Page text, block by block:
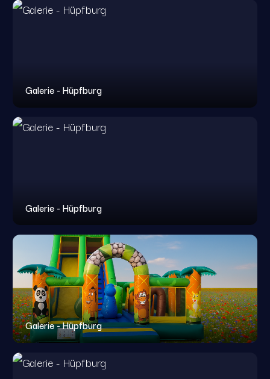
Galerie - Hüpfburg
Galerie - Hüpfburg
Galerie - Hüpfburg